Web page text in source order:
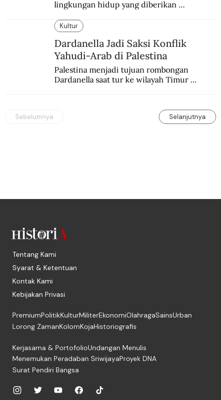
lingkungan hidup yang diberikan
yang berbeda.
Kultur
Dardanella Jadi Saksi Konflik
Yahudi-Arab di Palestina
Palestina menjadi tujuan rombongan
Dardanella saat tur ke wilayah Timur
Sebelumnya Selanjutnya
Tentang Kami
Syarat & Ketentuan
Kontak Kami
Kebijakan Privasi
PremiumPolitikKulturMiliterEkonomiOlahragaSainsUrban
Lorong ZamanKolomKojaHistoriografis
Kerjasama & PortofolioUndangan Menulis
Menemukan Peradaban SriwijayaProyek DNA
Surat Pendiri Bangsa